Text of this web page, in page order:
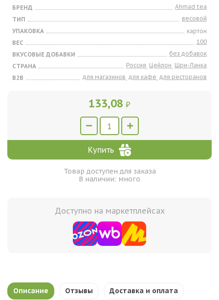
БРЕНД
Ahmad tea
ТИП
весовой
УПАКОВКА
картон
ВЕС
100
ВКУСОВЫЕ ДОБАВКИ
без добавок
СТРАНА
Россия, Цейлон, Шри-Ланка
B2B
для магазинов, для кафе, для ресторанов
133,08 ₽
Купить
Товар доступен для заказа
В наличии: много
Доступно на маркетплейсах
Описание Отзывы Доставка и оплата